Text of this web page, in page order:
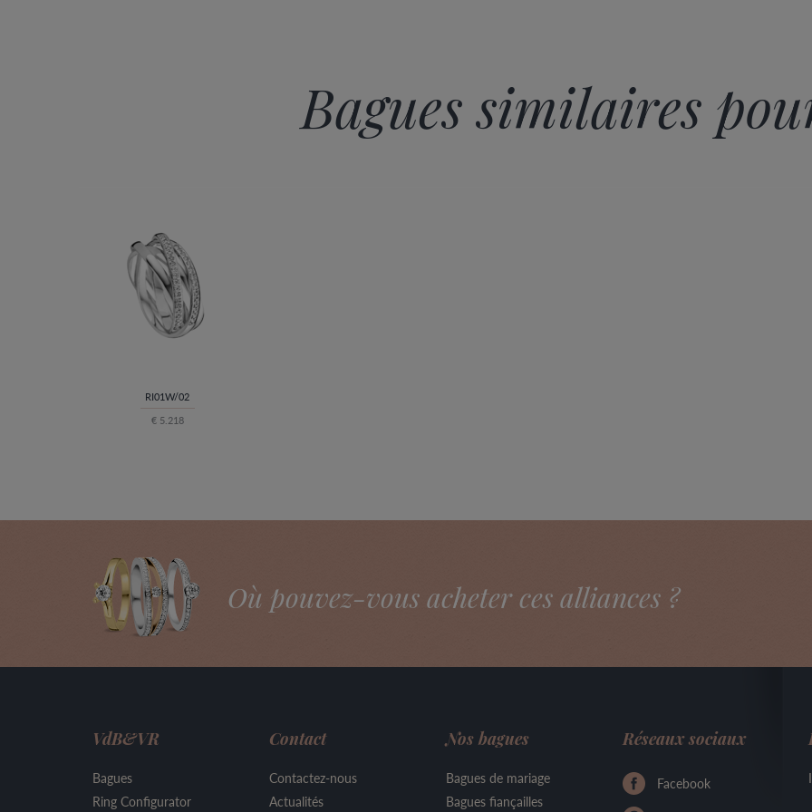
Bagues similaires
RI01W/02
€ 5.218
Où pouvez-vous acheter ces alliances ?
VdB&VR
Bagues
Ring Configurator
Contact
Contactez-nous
Actualités
Nos bagues
Bagues de mariage
Bagues fiançailles
Réseaux sociaux
Facebook